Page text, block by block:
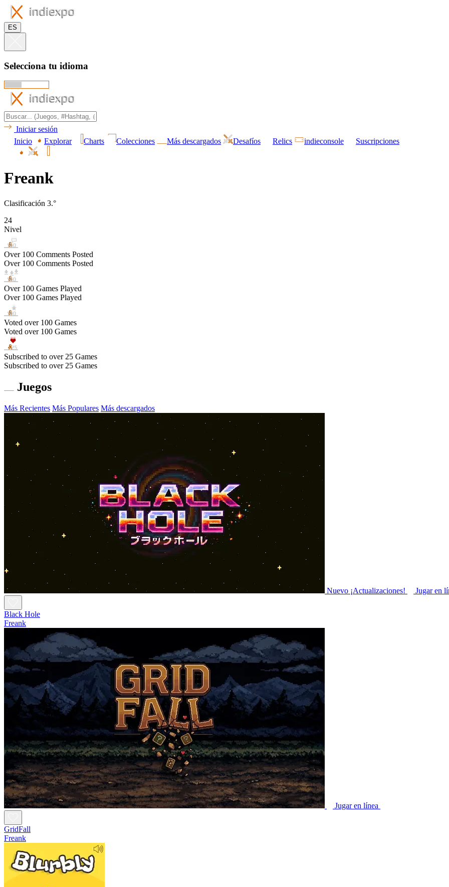
ES
Selecciona tu idioma
Iniciar sesión
Inicio
Explorar Charts Colecciones Más descargados Desafíos Relics indieconsole Suscripciones
Freank
Clasificación 3.°
24
Nivel
Over 100 Comments Posted
Over 100 Comments Posted
Over 100 Games Played
Over 100 Games Played
Voted over 100 Games
Voted over 100 Games
Subscribed to over 25 Games
Subscribed to over 25 Games
Juegos
Más Recientes Más Populares Más descargados
Nuevo ¡Actualizaciones! Jugar en
Black Hole
Freank
Jugar en línea
GridFall
Freank